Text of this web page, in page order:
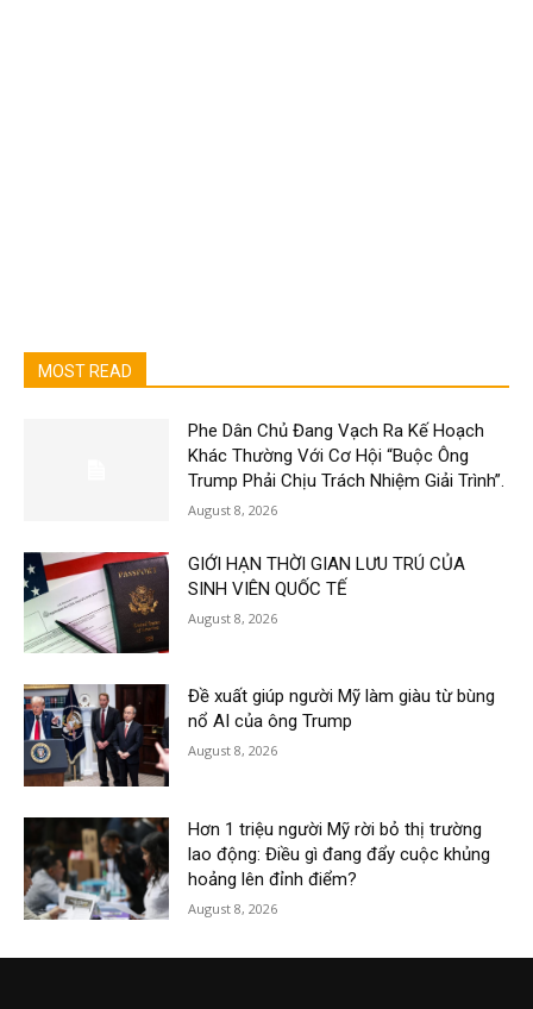
MOST READ
Phe Dân Chủ Đang Vạch Ra Kế Hoạch
Khác Thường Với Cơ Hội “Buộc Ông
Trump Phải Chịu Trách Nhiệm Giải Trình”.
August 8, 2026
GIỚI HẠN THỜI GIAN LƯU TRÚ CỦA
SINH VIÊN QUỐC TẾ
August 8, 2026
Đề xuất giúp người Mỹ làm giàu từ bùng
nổ AI của ông Trump
August 8, 2026
Hơn 1 triệu người Mỹ rời bỏ thị trường
lao động: Điều gì đang đẩy cuộc khủng
hoảng lên đỉnh điểm?
August 8, 2026